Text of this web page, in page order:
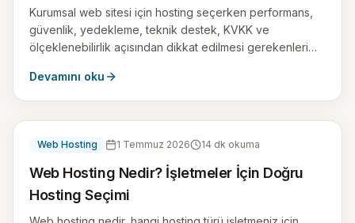
Kurumsal web sitesi için hosting seçerken performans,
güvenlik, yedekleme, teknik destek, KVKK ve
ölçeklenebilirlik açısından dikkat edilmesi gerekenleri
Devamını oku
Web Hosting 1 Temmuz 2026 14 dk okuma
Web Hosting Nedir? İşletmeler İçin Doğru
Hosting Seçimi